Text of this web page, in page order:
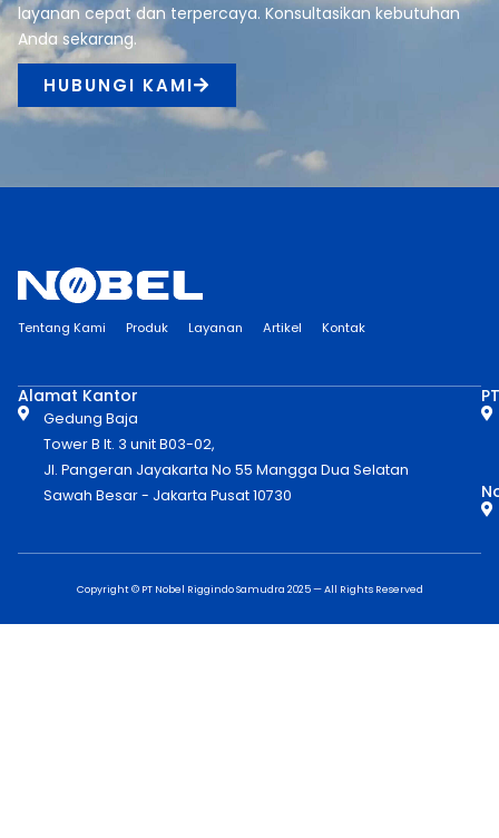
layanan cepat dan terpercaya. Konsultasikan kebutuhan
Anda sekarang.
HUBUNGI KAMI
Tentang Kami Produk Layanan Artikel Kontak
Alamat Kantor
Gedung Baja
Tower B lt. 3 unit B03-02,
Jl. Pangeran Jayakarta No 55 Mangga Dua Selatan
Sawah Besar - Jakarta Pusat 10730
Copyright © PT Nobel Riggindo Samudra 2025 — All Rights Reserved